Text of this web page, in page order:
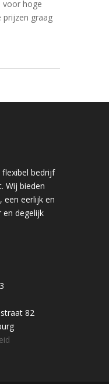
voor hoge
graag
flexibel bedrijf
Wij bieden
een eerlijk en
en degelijk
82